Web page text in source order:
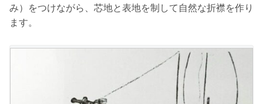
み）をつけながら、芯地と表地を制して自然な折襟を作り
ます。